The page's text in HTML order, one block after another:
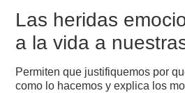
Las heridas
a la vida a
Permiten que justifiquemos por
como lo hacemos y explica los